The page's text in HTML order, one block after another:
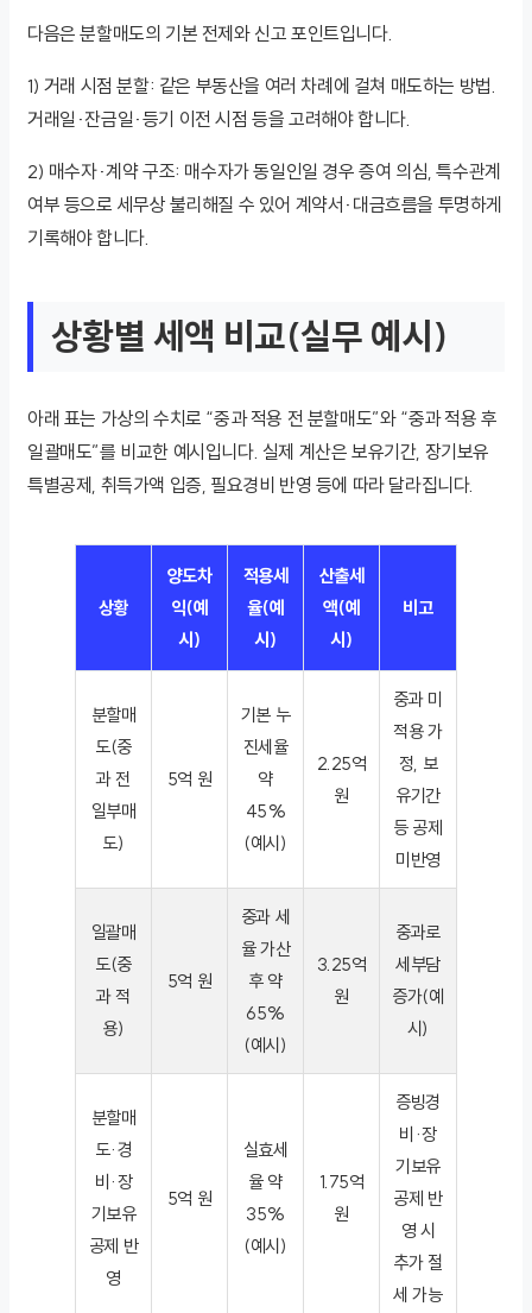
다음은 분할매도의 기본 전제와 신고 포인트입니다.
1) 거래 시점 분할: 같은 부동산을 여러 차례에 걸쳐 매도하는 방법.
거래일·잔금일·등기 이전 시점 등을 고려해야 합니다.
2) 매수자·계약 구조: 매수자가 동일인일 경우 증여 의심, 특수관계
여부 등으로 세무상 불리해질 수 있어 계약서·대금흐름을 투명하게
기록해야 합니다.
상황별 세액 비교(실무 예시)
아래 표는 가상의 수치로 “중과 적용 전 분할매도”와 “중과 적용 후
일괄매도”를 비교한 예시입니다. 실제 계산은 보유기간, 장기보유
특별공제, 취득가액 입증, 필요경비 반영 등에 따라 달라집니다.
상황
양도차
익(예
시)
적용세
율(예
시)
산출세
액(예
시)
비고
분할매
도(중
과 전
일부매
도)
5억 원
기본 누
진세율
약
45%
(예시)
2.25억
원
중과 미
적용 가
정, 보
유기간
등 공제
미반영
일괄매
도(중
과 적
용)
5억 원
중과 세
율 가산
후 약
65%
(예시)
3.25억
원
중과로
세부담
증가(예
시)
분할매
도·경
비·장
기보유
공제 반
영
5억 원
실효세
율 약
35%
(예시)
1.75억
원
증빙경
비·장
기보유
공제 반
영 시
추가 절
세 가능